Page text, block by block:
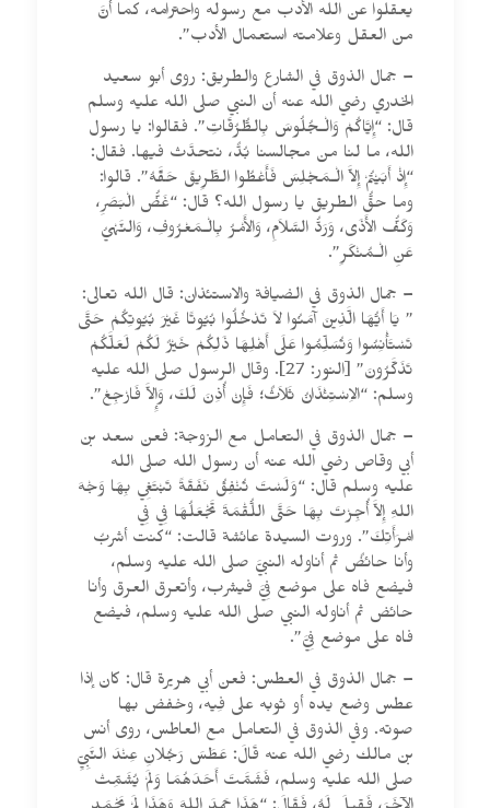
يعقلوا عن الله الأدب مع رسوله واحترامه، كما أنَّ
من العقل وعلامته استعمال الأدب”.
– جمال الذوق في الشارع والطريق: روى أبو سعيد
الخدري رضي الله عنه أن النبي صلى الله عليه وسلم
قال: “إِيَّاكُمْ وَالْـجُلُوسَ بِالطُّرُقَاتِ”. فقالوا: يا رسول
الله، ما لنا من مجالسنا بُدٌّ، نتحدَّث فيها. فقال:
“إِذْ أَبَيْتُمْ إِلاَّ الْـمَجْلِسَ فَأَعْطُوا الطَّرِيقَ حَقَّهُ”. قالوا:
وما حقُّ الطريق يا رسول الله؟ قال: “غَضُّ الْبَصَرِ،
وَكَفُّ الأَذَى، وَرَدُّ السَّلاَمِ، وَالأَمْرُ بِالْـمَعْرُوفِ، وَالنَّهْيُ
عَنِ الْـمُنْكَرِ”.
– جمال الذوق في الضيافة والاستئذان: قال الله تعالى:
” يَا أَيُّهَا الَّذِينَ آمَنُوا لاَ تَدْخُلُوا بُيُوتًا غَيْرَ بُيُوتِكُمْ حَتَّى
تَسْتَأْنِسُوا وَتُسَلِّمُوا عَلَى أَهْلِهَا ذَلِكُمْ خَيْرٌ لَكُمْ لَعَلَّكُمْ
تَذَكَّرُونَ” [النور: 27]. وقال الرسول صلى الله عليه
وسلم: “الاِسْتِئْذَانُ ثَلاَثٌ؛ فَإِنْ أُذِنَ لَكَ، وَإِلاَّ فَارْجِعْ”.
– جمال الذوق في التعامل مع الزوجة: فعن سعد بن
أبي وقاص رضي الله عنه أن رسول الله صلى الله
عليه وسلم قال: “وَلَسْتَ تُنْفِقُ نَفَقَةً تَبْتَغِي بِهَا وَجْهَ
اللهِ إِلاَّ أُجِرْتَ بِهَا حَتَّى اللُّقْمَةَ تَجْعَلُهَا فِي فِي
امْرَأَتِكَ”. وروت السيدة عائشة قالت: “كنت أشربُ
وأنا حائضٌ ثم أناوله النبيَّ صلى الله عليه وسلم،
فيضع فاه على موضع فِيَّ فيشرب، وأتعرق العرق وأنا
حائض ثم أناوله النبي صلى الله عليه وسلم، فيضع
فاه على موضع فِيَّ”.
– جمال الذوق في العطس: فعن أبي هريرة قال: كان إذا
عطس وضع يده أو ثوبه على فِيه، وخفض بها
صوته. وفي الذوق في التعامل مع العاطس، روى أنس
بن مالك رضي الله عنه قَالَ: عَطَسَ رَجُلانِ عِنْدَ النَّبِيِّ
صلى الله عليه وسلم، فَشَمَّتَ أَحَدَهُمَا وَلَمْ يُشَمِّتْ